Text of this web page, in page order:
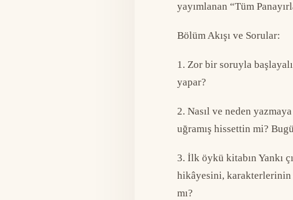
yayımlanan “Tüm
Bölüm Akışı ve Sorular:
1. Zor bir soruyla
yapar?
2. Nasıl ve neden
uğramış hissettin mi?
3. İlk öykü kitabın Yankı
hikâyesini, karakterlerinin
mı?